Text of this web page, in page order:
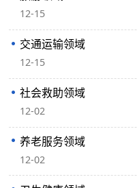
12-15
交通运输领域
12-15
社会救助领域
12-02
养老服务领域
12-02